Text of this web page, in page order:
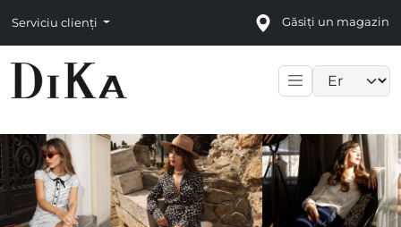
Serviciu clienți Găsiți un magazin